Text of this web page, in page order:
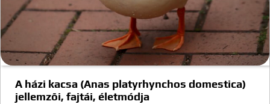
A házi kacsa (Anas platyrhynchos domestica)
jellemzõi, fajtái, életmódja